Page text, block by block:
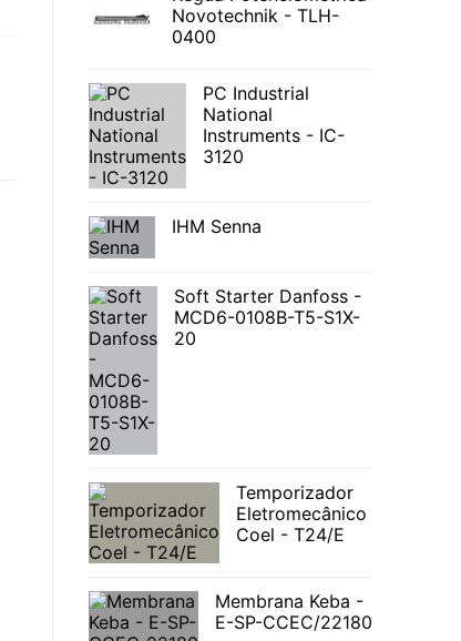
Novotechnik - TLH-
0400
PC Industrial
National
Instruments - IC-
3120
IHM Senna
Soft Starter Danfoss -
MCD6-0108B-T5-S1X-
20
Temporizador
Eletromecânico
Coel - T24/E
Membrana Keba -
E-SP-CCEC/22180